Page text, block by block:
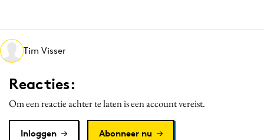
Interne communicatie
Martech
Media
Programmatic
Tim Visser
Reacties:
Om een reactie achter te laten is een account vereist.
Inloggen Abonneer nu